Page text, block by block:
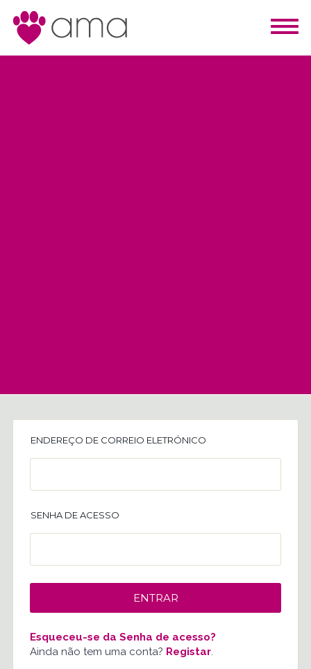
ENDEREÇO DE CORREIO ELETRÓNICO
SENHA DE ACESSO
Esqueceu-se da Senha de acesso?
Ainda não tem uma conta? Registar.